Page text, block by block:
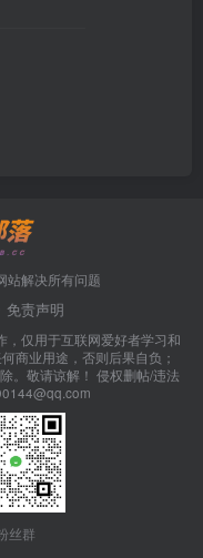
站解决所有问题
免责声明
，仅用于互联网爱好者学习和
商业用途，否则后果自负；
。敬请谅解！ 侵权删帖/违法
丝群